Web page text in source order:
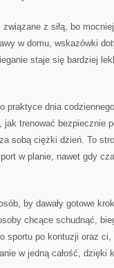
z siłą, bo
w domu, wskazówki
staje się bardziej
praktyce dnia
jak trenować bezpiecznie
sobą ciężki dzień. To
w planie, nawet gdy
by dawały gotowe
chcące schudnąć,
sportu po kontuzji oraz
w jedną całość,